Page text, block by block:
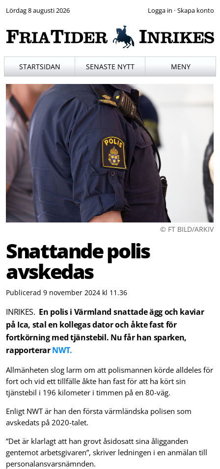
Lördag 8 augusti 2026 ·
STARTSIDAN SENASTE NYTT MENY
© FT BILD/ARKIV
Snattande polis
avskedas
Publicerad 9 november 2024 kl 11.36
INRIKES. En polis i Värmland snattade ägg och kaviar
på Ica, stal en kollegas dator och åkte fast för
fortkörning med tjänstebil. Nu får han sparken,
rapporterarNWT.
Allmänheten slog larm om att polismannen körde alldeles för
fort och vid ett tillfälle åkte han fast för att ha kört sin
tjänstebil i 196 kilometer i timmen på en 80-väg.
Enligt NWT är han den första värmländska polisen som
avskedats på 2020-talet.
”Det är klarlagt att han grovt åsidosatt sina åligganden
gentemot arbetsgivaren”, skriver ledningen i en anmälan till
personalansvarsnämnden.